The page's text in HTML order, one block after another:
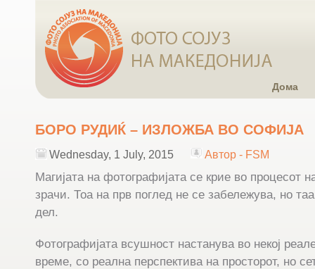
Дома
БОРО РУДИЌ – ИЗЛОЖБА ВО СОФИЈА
Wednesday, 1 July, 2015 Автор - FSM
Магијата на фотографијата се крие во процесот
зрачи. Тоа на прв поглед не се забележува, но таа
дел.
Фотографијата всушност настанува во некој
време, со реална перспектива на просторот, но